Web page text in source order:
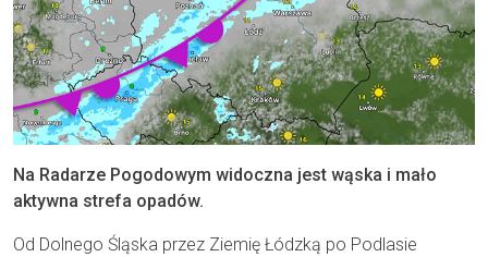
Na Radarze Pogodowym widoczna jest wąska i mało
aktywna strefa opadów.
Od Dolnego Śląska przez Ziemię Łódzką po Podlasie